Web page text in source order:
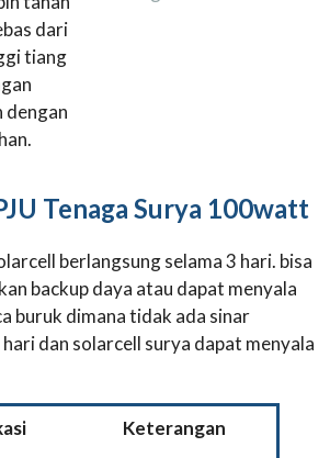
dari
tiang
dengan
Tenaga Surya 100watt
berlangsung selama 3 hari. bisa
backup daya atau dapat menyala
buruk dimana tidak ada sinar
dan solarcell surya dapat menyala
Keterangan